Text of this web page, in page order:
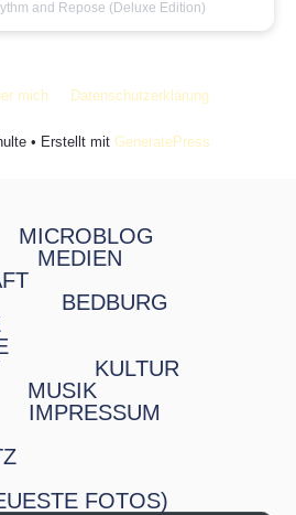
and Repose (Deluxe Edition)
mich Datenschutzerklärung
• Erstellt mit GeneratePress
MICROBLOG
MEDIEN
BEDBURG
KULTUR
MUSIK
IMPRESSUM
FOTOS)